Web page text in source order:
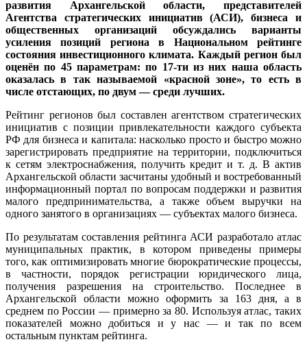
развития Архангельской области, представителей
Агентства стратегических инициатив (АСИ), бизнеса и
общественных организаций обсуждались варианты
усиления позиций региона в Национальном рейтинге
состояния инвестиционного климата. Каждый регион был
оценён по 45 параметрам: по 17-ти из них наша область
оказалась в так называемой «красной зоне», то есть в
числе отстающих, по двум — среди лучших.
Рейтинг регионов был составлен агентством стратегических
инициатив с позиции привлекательности каждого субъекта
РФ для бизнеса и капитала: насколько просто и быстро можно
зарегистрировать предприятие на территории, подключиться
к сетям электроснабжения, получить кредит и т. д. В актив
Архангельской области засчитаны удобный и востребованный
информационный портал по вопросам поддержки и развития
малого предпринимательства, а также объем выручки на
одного занятого в организациях — субъектах малого бизнеса.
По результатам составления рейтинга АСИ разработало атлас
муниципальных практик, в котором приведены примеры
того, как оптимизировать многие бюрократические процессы,
в частности, порядок регистрации юридического лица,
получения разрешения на строительство. Последнее в
Архангельской области можно оформить за 163 дня, а в
среднем по России — примерно за 80. Используя атлас, таких
показателей можно добиться и у нас — и так по всем
остальным пунктам рейтинга.